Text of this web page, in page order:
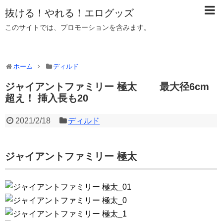
抜ける！やれる！エログッズ
このサイトでは、プロモーションを含みます。
ホーム ディルド
ジャイアントファミリー 極太 最大径6cm
超え！ 挿入長も20
2021/2/18 ディルド
ジャイアントファミリー 極太